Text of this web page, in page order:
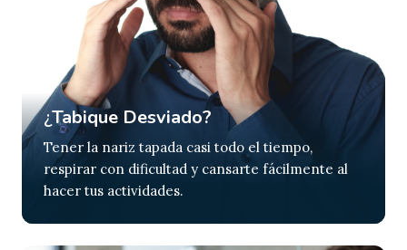
¿Tabique Desviado?
Tener la nariz tapada casi todo el tiempo,
respirar con dificultad y cansarte fácilmente al
hacer tus actividades.